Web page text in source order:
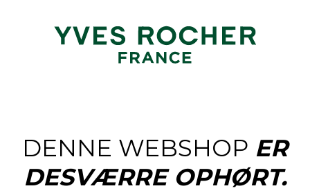
DENNE WEBSHOP ER
DESVÆRRE OPHØRT.